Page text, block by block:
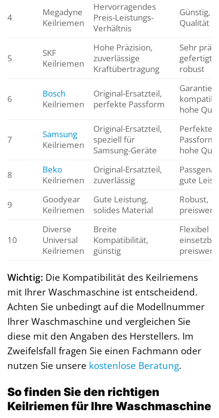
4
Megadyne
Keilriemen
Hervorragendes
Preis-Leistungs-
Verhältnis
Günstig,
Qualität
5
SKF
Keilriemen
Hohe Präzision,
zuverlässige
Kraftübertragung
Sehr
gefertigt,
robust
6
Bosch
Keilriemen
Original-Ersatzteil,
perfekte Passform
Garantiert
hohe
7
Samsung
Keilriemen
Original-Ersatzteil,
speziell für
Samsung-Geräte
Perfekte
Passform,
hohe
8
Beko
Keilriemen
Original-Ersatzteil,
zuverlässig
gute
9
Goodyear
Keilriemen
Gute Leistung,
solides Material
Robust,
preiswert
10
Diverse
Universal
Keilriemen
Breite
Kompatibilität,
günstig
Flexibel
preiswert
Wichtig: Die Kompatibilität des Keilriemens
mit Ihrer Waschmaschine ist entscheidend.
Achten Sie unbedingt auf die Modellnummer
Ihrer Waschmaschine und vergleichen Sie
diese mit den Angaben des Herstellers. Im
Zweifelsfall fragen Sie einen Fachmann oder
nutzen Sie unsere kostenlose Beratung.
So finden Sie den richtigen
Keilriemen für Ihre Waschmaschine